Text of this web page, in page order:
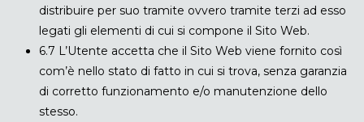
distribuire per suo tramite ovvero tramite terzi ad esso
legati gli elementi di cui si compone il Sito Web.
6.7 L’Utente accetta che il Sito Web viene fornito così
com’è nello stato di fatto in cui si trova, senza garanzia
di corretto funzionamento e/o manutenzione dello
stesso.